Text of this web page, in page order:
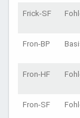
Frick-SF
Fron-BP
Fron-HF
Fron-SF